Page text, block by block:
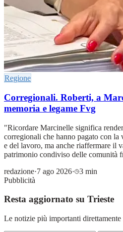
Regione
Corregionali. Roberti, a
memoria e legame Fvg
"Ricordare Marcinelle significa
corregionali che hanno pagato con
e del lavoro, ma anche riaffermare il
patrimonio condiviso delle comunità
redazione·7 ago 2026·
3 min
Pubblicità
Resta aggiornato su Trieste
Le notizie più importanti direttamente